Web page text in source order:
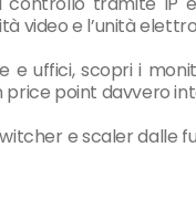
video e l’unità
e uffici, scopri i
price point davvero
e scaler dalle